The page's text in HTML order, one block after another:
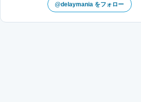
@delaymania をフォロー